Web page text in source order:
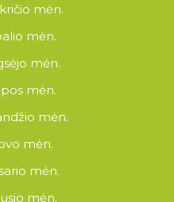
mėn.
mėn.
mėn.
mėn.
mėn.
mėn.
mėn.
mėn.